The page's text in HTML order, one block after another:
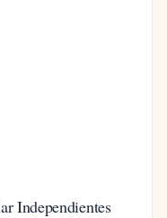
Independientes